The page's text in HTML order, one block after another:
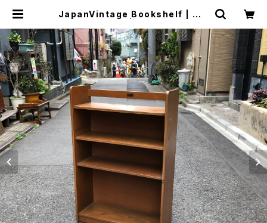
JapanVintage Bookshelf | トリ
サイクルショップ・古着